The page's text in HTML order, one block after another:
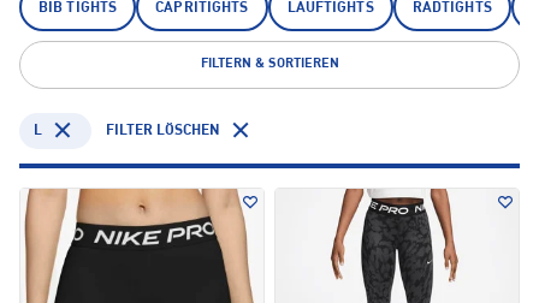
BIB TIGHTS CAPRITIGHTS LAUFTIGHTS RADTIGHTS
FILTERN & SORTIEREN
L FILTER LÖSCHEN